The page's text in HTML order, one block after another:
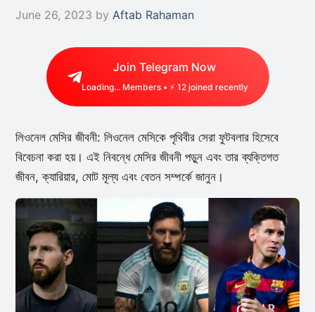
June 26, 2023 by Aftab Rahaman
Join Telegram Now
Loading...Members • ⚡ 12joined recently
লিওনেল মেসির জীবনী: লিওনেল মেসিকে পৃথিবীর সেরা ফুটবলার হিসেবে
বিবেচনা করা হয়। এই নিবন্ধে মেসির জীবনী পড়ুন এবং তার ব্যক্তিগত
জীবন, ক্যারিয়ার, মোট মূল্য এবং বেতন সম্পর্কে জানুন।